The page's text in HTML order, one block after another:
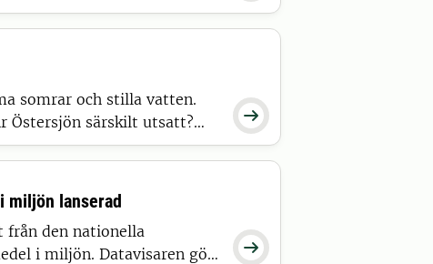
forskare vid SLU en ny
bilden – och

somrar och stilla vatten.
Östersjön särskilt utsatt?
och varför
SLU-forskaren Malin

miljön lanserad
den nationella
i miljön. Datavisaren gör